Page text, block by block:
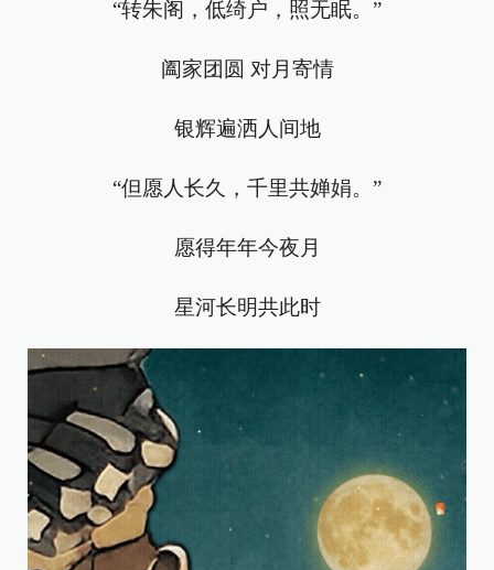
“转朱阁，低绮户，照无眠。”
阖家团圆 对月寄情
银辉遍洒人间地
“但愿人长久，千里共婵娟。”
愿得年年今夜月
星河长明共此时